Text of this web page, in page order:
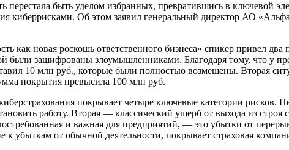
перестала быть уделом избранных, превратившись в ключевой
киберрисками. Об этом заявил генеральный директор АО
как новая роскошь ответственного бизнеса» спикер привел
были зашифрованы злоумышленниками. Благодаря тому, что у
10 млн руб., которые были полностью возмещены. Вторая
покрытия превысила 100 млн руб.
покрывает четыре ключевые категории рисков.
работу. Вторая — классический ущерб от выхода из строя
и важная для предприятий, — это убытки от
убыткам от обычной деятельности, покрывает страховая